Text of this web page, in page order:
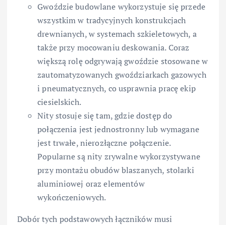
Gwoździe budowlane wykorzystuje się przede
wszystkim w tradycyjnych konstrukcjach
drewnianych, w systemach szkieletowych, a
także przy mocowaniu deskowania. Coraz
większą rolę odgrywają gwoździe stosowane w
zautomatyzowanych gwoździarkach gazowych
i pneumatycznych, co usprawnia pracę ekip
ciesielskich.
Nity stosuje się tam, gdzie dostęp do
połączenia jest jednostronny lub wymagane
jest trwałe, nierozłączne połączenie.
Popularne są nity zrywalne wykorzystywane
przy montażu obudów blaszanych, stolarki
aluminiowej oraz elementów
wykończeniowych.
Dobór tych podstawowych łączników musi